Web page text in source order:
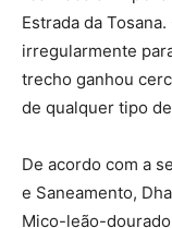
Estrada da
irregularmente
trecho ganhou
de qualquer tipo
De acordo com a
e Saneamento,
Mico-leão-